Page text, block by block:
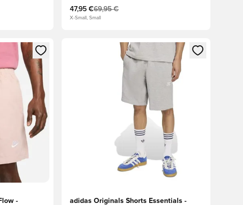
47,95 €69,95 €
X-Small, Small
Anmelden oder Registrieren als Mitglied
-
Öffnet ein neues Fenster zum Anmelden oder
adidas Originals Shorts Essentials -